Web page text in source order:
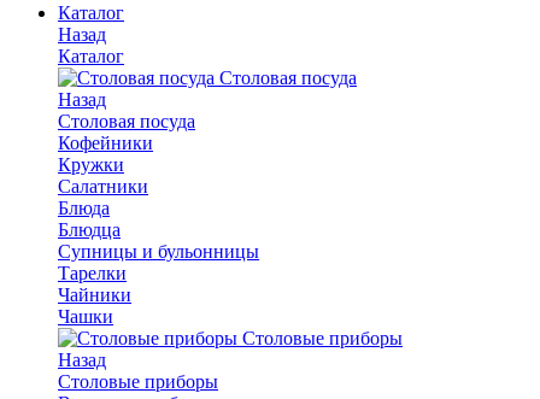
Каталог
Назад
Каталог
Столовая посуда
Назад
Столовая посуда
Кофейники
Кружки
Салатники
Блюда
Блюдца
Супницы и бульонницы
Тарелки
Чайники
Чашки
Cтоловые приборы
Назад
Cтоловые приборы